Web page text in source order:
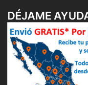
DÉJAME